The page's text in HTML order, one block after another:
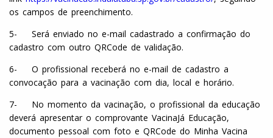
os campos de preenchimento.
5- Será enviado no e-mail cadastrado a confirmação do
cadastro com outro QRCode de validação.
6- O profissional receberá no e-mail de cadastro a
convocação para a vacinação com dia, local e horário.
7- No momento da vacinação, o profissional da educação
deverá apresentar o comprovante VacinaJá Educação,
documento pessoal com foto e QRCode do Minha Vacina